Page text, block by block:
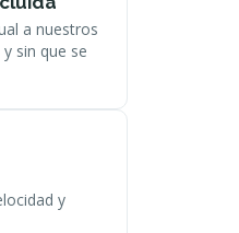
a nuestros
sin que se
y